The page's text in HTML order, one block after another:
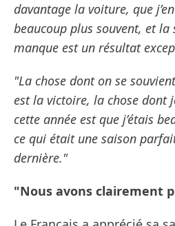
davantage la voiture, que
beaucoup plus souvent, et la
manque est un résultat
"La chose dont on se
est la victoire, la chose dont
cette année est que j’étais
ce qui était une saison
dernière."
"Nous avons clairement